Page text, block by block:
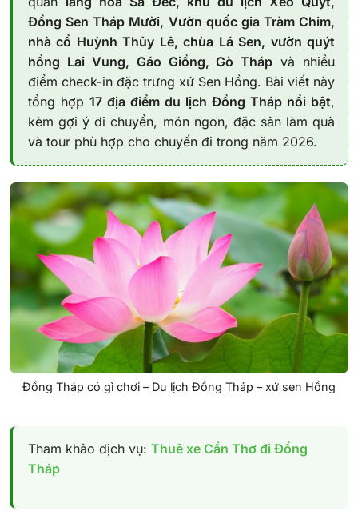
Đồng Sen Tháp Mười, Vườn quốc gia Tràm Chim,
nhà cổ Huỳnh Thủy Lê, chùa Lá Sen, vườn quýt
hồng Lai Vung, Gáo Giồng, Gò Tháp và nhiều
điểm check-in đặc trưng xứ Sen Hồng. Bài viết này
tổng hợp 17 địa điểm du lịch Đồng Tháp nổi bật,
kèm gợi ý di chuyển, món ngon, đặc sản làm quà
và tour phù hợp cho chuyến đi trong năm 2026.
Đồng Tháp có gì chơi – Du lịch Đồng Tháp – xứ sen Hồng
Tham khảo dịch vụ: Thuê xe Cần Thơ đi Đồng
Tháp